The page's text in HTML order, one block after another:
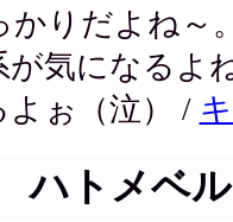
かりだよね～
が気になるよ
ぉ（泣） /
ハトメベ